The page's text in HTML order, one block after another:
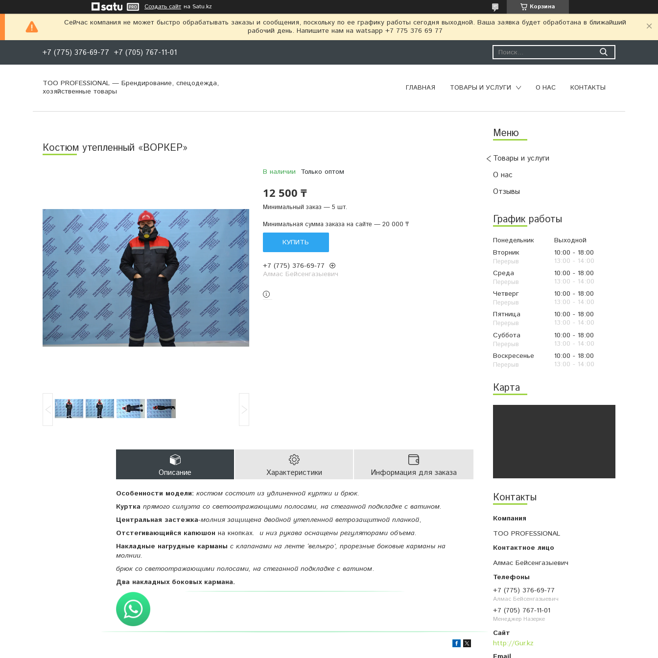
Создать сайт на Satu.kz Корзина
Сейчас компания не может быстро обрабатывать заказы и сообщения, поскольку по ее графику работы сегодня выходной. Ваша заявка будет обработана в ближайший
рабочий день. Напишите нам на watsapp +7 775 376 69 77
+7 (775) 376-69-77 +7 (705) 767-11-01
ТОО PROFESSIONAL — Брендирование, спецодежда,
хозяйственные товары
ГЛАВНАЯ ТОВАРЫ И УСЛУГИ О НАС КОНТАКТЫ
Товары и услуги
О нас
Отзывы
График работы
Понедельник
Выходной
Вторник
10:00
18:00
13:00
14:00
Среда
10:00
18:00
13:00
14:00
Четверг
10:00
18:00
13:00
14:00
Пятница
10:00
18:00
13:00
14:00
Суббота
10:00
18:00
13:00
14:00
Воскресенье
10:00
18:00
13:00
14:00
Карта
Контакты
ТОО PROFESSIONAL
Алмас Бейсенгазыевич
+7 (775) 376-69-77
Алмас Бейсенгазыевич
+7 (705) 767-11-01
Менеджер Назерке
http://Gur.kz
Костюм утепленный «ВОРКЕР»
В наличии Только оптом
12 500 ₸
Минимальный заказ — 5 шт.
Минимальная сумма заказа на сайте — 20 000 ₸
КУПИТЬ
+7 (775) 376-69-77
Алмас Бейсенгазыевич
Описание Характеристики Информация для заказа
Особенности модели: костюм состоит из удлиненной куртки и брюк.
Куртка прямого силуэта со светоотражающими полосами, на стеганной подкладке с ватином.
Центральная застежка-молния защищена двойной утепленной ветрозащитной планкой,
Отстегивающийся капюшон на кнопках. и низ рукава оснащены регуляторами объема.
Накладные нагрудные карманы с клапанами на ленте ‘велькро’, прорезные боковые карманы на
молнии.
брюк со светоотражающими полосами, на стеганной подкладке с ватином.
Два накладных боковых кармана.